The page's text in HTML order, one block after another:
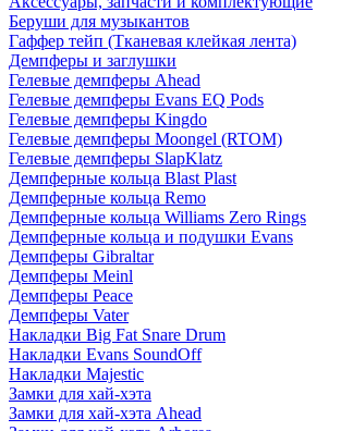
Беруши для музыкантов
Гаффер тейп (Тканевая клейкая лента)
Демпферы и заглушки
Гелевые демпферы Ahead
Гелевые демпферы Evans EQ Pods
Гелевые демпферы Kingdo
Гелевые демпферы Moongel (RTOM)
Гелевые демпферы SlapKlatz
Демпферные кольца Blast Plast
Демпферные кольца Remo
Демпферные кольца Williams Zero Rings
Демпферные кольца и подушки Evans
Демпферы Gibraltar
Демпферы Meinl
Демпферы Peace
Демпферы Vater
Накладки Big Fat Snare Drum
Накладки Evans SoundOff
Накладки Majestic
Замки для хай-хэта
Замки для хай-хэта Ahead